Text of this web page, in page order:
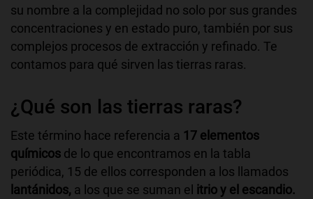
su nombre a la complejidad no solo por sus grandes
concentraciones y en estado puro, también por sus
complejos procesos de extracción y refinado. Te
contamos para qué sirven las tierras raras.
¿Qué son las tierras raras?
Este término hace referencia a 17 elementos
químicos de lo que encontramos en la tabla
periódica, 15 de ellos corresponden a los llamados
lantánidos, a los que se suman el itrio y el escandio.